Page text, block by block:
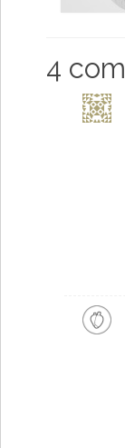
4